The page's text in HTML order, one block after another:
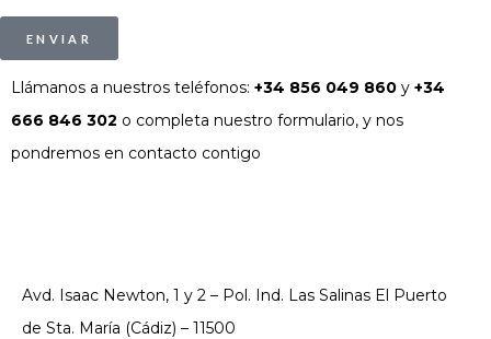
ENVIAR
Llámanos a nuestros teléfonos: +34 856 049 860 y +34
666 846 302 o completa nuestro formulario, y nos
pondremos en contacto contigo
Avd. Isaac Newton, 1 y 2 – Pol. Ind. Las Salinas El Puerto
de Sta. María (Cádiz) – 11500